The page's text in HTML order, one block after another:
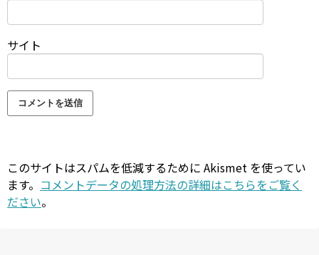
サイト
このサイトはスパムを低減するために Akismet を使ってい
ます。 コメントデータの処理方法の詳細はこちらをご覧く
ださい。